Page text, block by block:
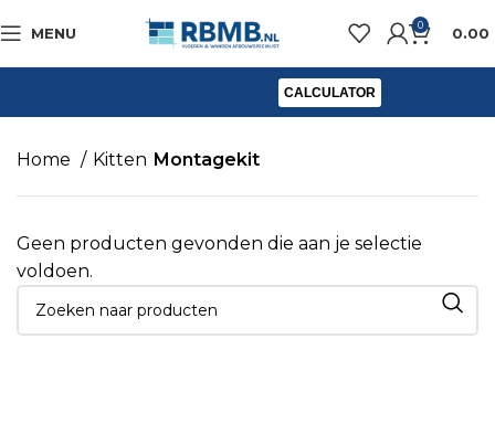
MENU 0 0.00
CALCULATOR
Home Kitten Montagekit
Geen producten gevonden die aan je selectie
voldoen.